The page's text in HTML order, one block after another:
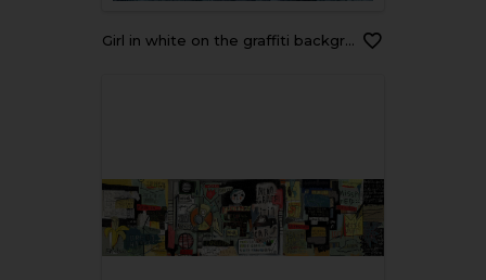
girl in white on the graffiti background